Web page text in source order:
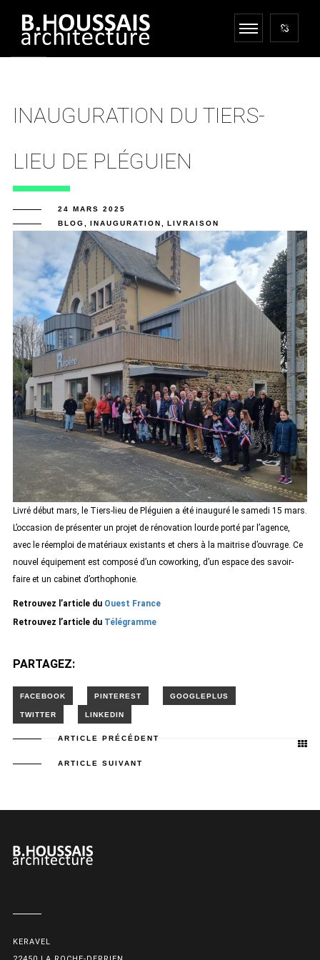
INAUGURATION DU TIERS-
LIEU DE PLÉGUIEN
24 MARS 2025
BLOG
INAUGURATION LIVRAISON
Livré début mars, le Tiers-lieu de Pléguien a été inauguré le samedi 15 mars.
L’occasion de présenter un projet de rénovation lourde porté par l’agence,
avec le réemploi de matériaux existants et chers à la maitrise d’ouvrage. Ce
nouvel équipement est composé d’un coworking, d’un espace des savoir-
faire et un cabinet d’orthophonie.
Retrouvez l’article du Ouest France
Retrouvez l’article du Télégramme
PARTAGEZ:
ARTICLE PRÉCÉDENT
ARTICLE SUIVANT
KERAVEL